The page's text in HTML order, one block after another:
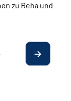
zu Reha und